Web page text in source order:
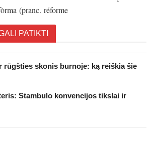
(pranc. réforme
PATIKTI
rūgšties skonis burnoje: ką reiškia šie
Stambulo konvencijos tikslai ir